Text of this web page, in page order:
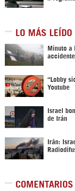
LO MÁS LEÍDO
Minuto a
“Lobby
Youtube
Israel
de Irán
Irán:
COMENTARIOS